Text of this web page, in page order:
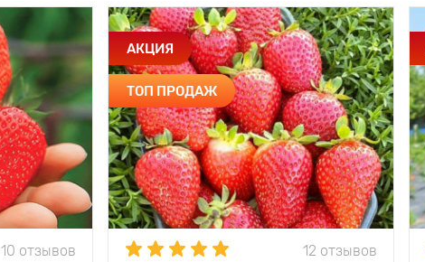
10 отзывов
АКЦИЯ
ТОП ПРОДАЖ
12 отзывов